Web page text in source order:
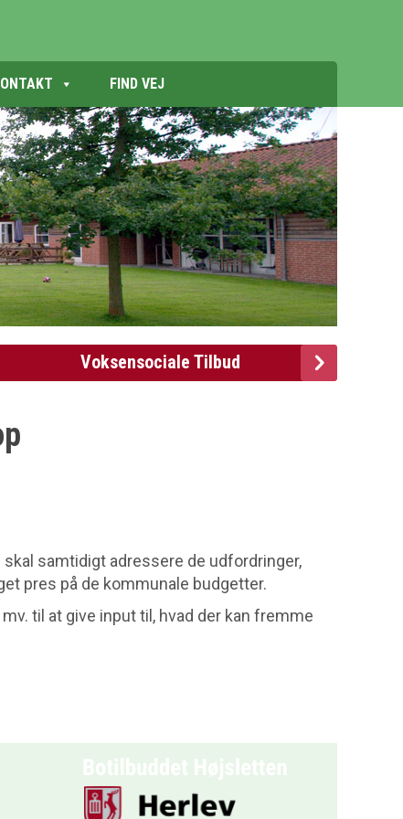
FIND VEJ
Voksensociale Tilbud
samtidigt adressere de udfordringer,
pres på de kommunale budgetter.
til at give input til, hvad der kan fremme